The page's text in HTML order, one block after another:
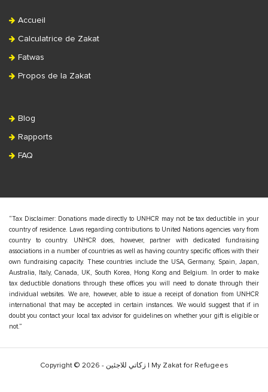
Accueil
Calculatrice de Zakat
Fatwas
Propos de la Zakat
Blog
Rapports
FAQ
“Tax Disclaimer: Donations made directly to UNHCR may not be tax deductible in your
country of residence. Laws regarding contributions to United Nations agencies vary from
country to country. UNHCR does, however, partner with dedicated fundraising
associations in a number of countries as well as having country specific offices with their
own fundraising capacity. These countries include the USA, Germany, Spain, Japan,
Australia, Italy, Canada, UK, South Korea, Hong Kong and Belgium. In order to make
tax deductible donations through these offices you will need to donate through their
individual websites. We are, however, able to issue a receipt of donation from UNHCR
international that may be accepted in certain instances. We would suggest that if in
doubt you contact your local tax advisor for guidelines on whether your gift is eligible or
not.”
Copyright © 2026 - زكاتي للاجئين | My Zakat for Refugees